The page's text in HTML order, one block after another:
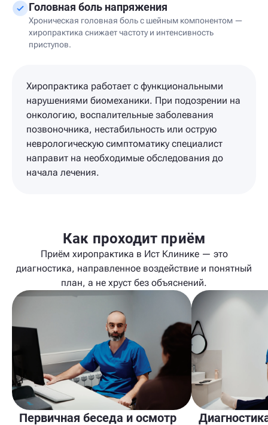
Головная боль напряжения
Хроническая головная боль с шейным компонентом —
хиропрактика снижает частоту и интенсивность
приступов.
Хиропрактика работает с функциональными
нарушениями биомеханики. При подозрении на
онкологию, воспалительные заболевания
позвоночника, нестабильность или острую
неврологическую симптоматику специалист
направит на необходимые обследования до
начала лечения.
Как проходит приём
Приём хиропрактика в Ист Клинике — это
диагностика, направленное воздействие и понятный
план, а не хруст без объяснений.
Первичная беседа и осмотр